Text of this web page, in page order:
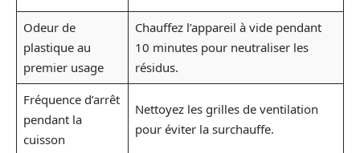
Odeur de
plastique au
premier usage
Chauffez l’appareil à vide pendant
10 minutes pour neutraliser les
résidus.
Fréquence d’arrêt
pendant la
cuisson
Nettoyez les grilles de ventilation
pour éviter la surchauffe.